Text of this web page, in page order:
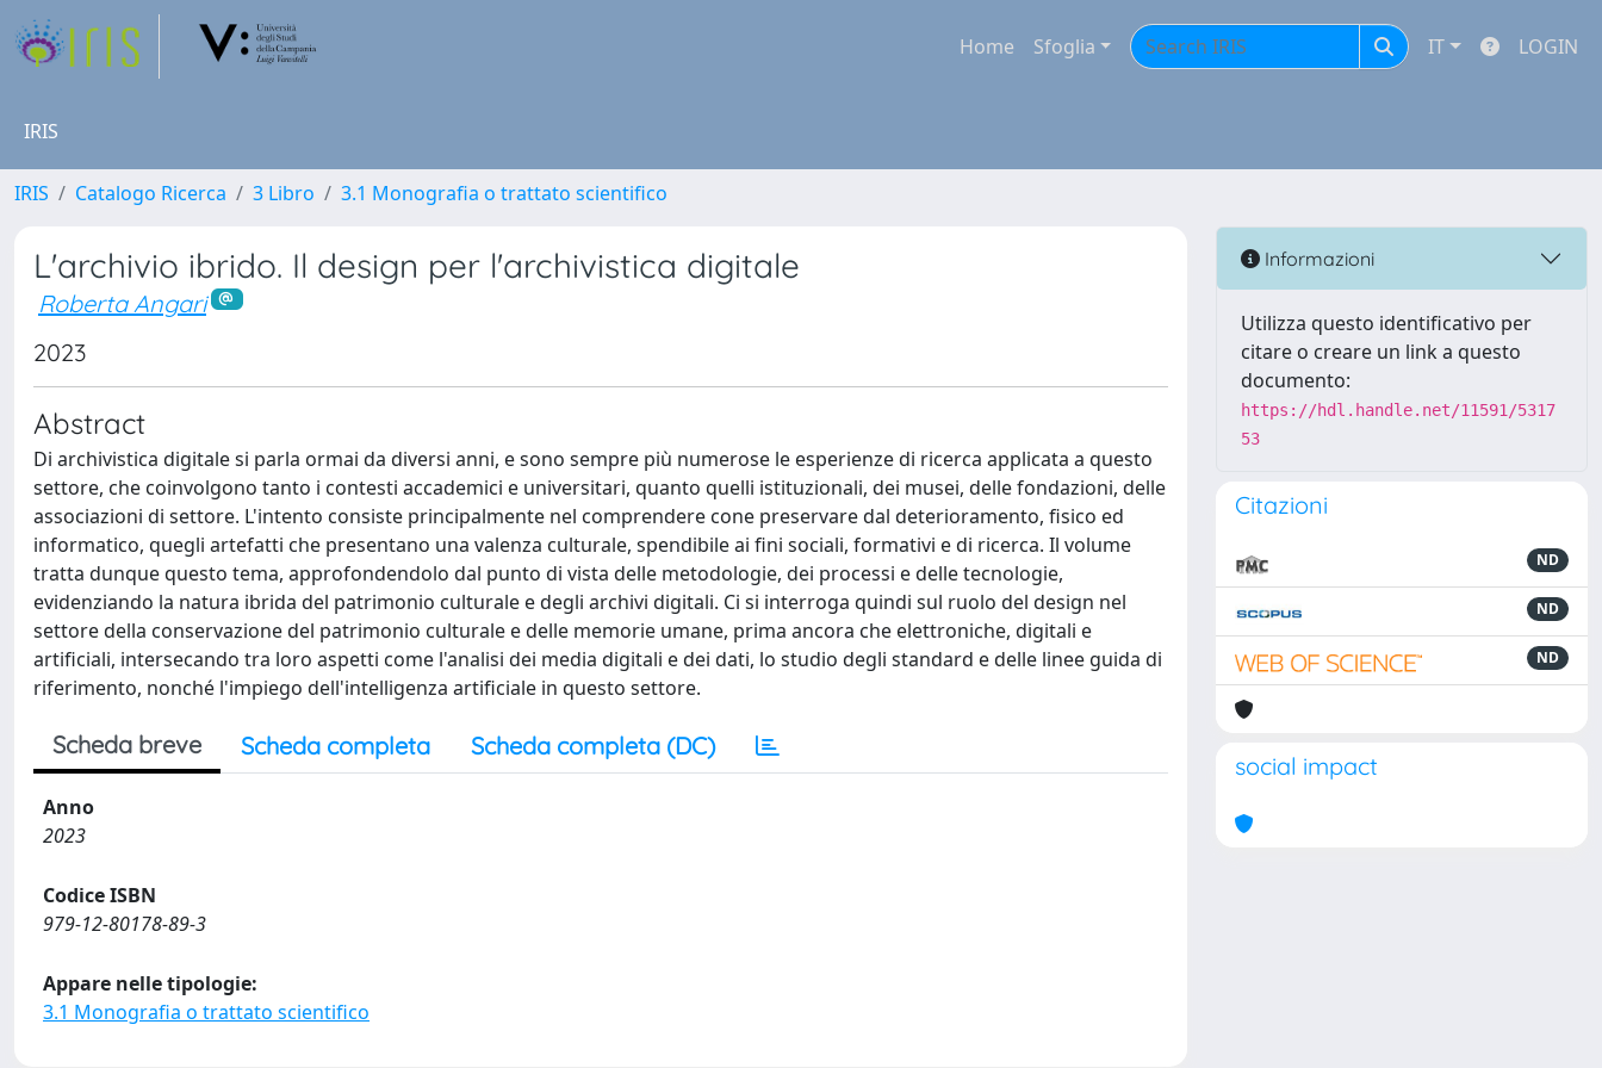
Home Sfoglia IT LOGIN
IRIS
IRIS Catalogo Ricerca 3 Libro 3.1 Monografia o trattato scientifico
L'archivio ibrido. Il design per l'archivistica digitale
Roberta Angari
2023
Abstract
Di archivistica digitale si parla ormai da diversi anni, e sono sempre più numerose le esperienze di ricerca applicata a questo
settore, che coinvolgono tanto i contesti accademici e universitari, quanto quelli istituzionali, dei musei, delle fondazioni, delle
associazioni di settore. L'intento consiste principalmente nel comprendere cone preservare dal deterioramento, fisico ed
informatico, quegli artefatti che presentano una valenza culturale, spendibile ai fini sociali, formativi e di ricerca. Il volume
tratta dunque questo tema, approfondendolo dal punto di vista delle metodologie, dei processi e delle tecnologie,
evidenziando la natura ibrida del patrimonio culturale e degli archivi digitali. Ci si interroga quindi sul ruolo del design nel
settore della conservazione del patrimonio culturale e delle memorie umane, prima ancora che elettroniche, digitali e
artificiali, intersecando tra loro aspetti come l'analisi dei media digitali e dei dati, lo studio degli standard e delle linee guida di
riferimento, nonché l'impiego dell'intelligenza artificiale in questo settore.
Scheda breve Scheda completa Scheda completa (DC)
Anno
2023
Codice ISBN
979-12-80178-89-3
Appare nelle tipologie:
3.1 Monografia o trattato scientifico
Informazioni
Utilizza questo identificativo per
citare o creare un link a questo
documento:
https://hdl.handle.net/11591/5317
53
Citazioni
ND
ND
ND
social impact